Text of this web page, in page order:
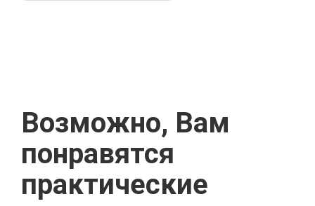
Возможно, Вам
понравятся
практические